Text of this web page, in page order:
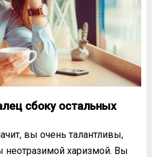
сбоку остальных
вы очень талантливы,
неотразимой харизмой. Вы